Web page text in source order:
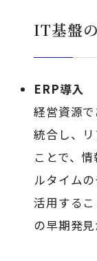
IT基盤
ERP導入
経営資源
統合し、
ことで、
ルタイム
活用する
の早期発見